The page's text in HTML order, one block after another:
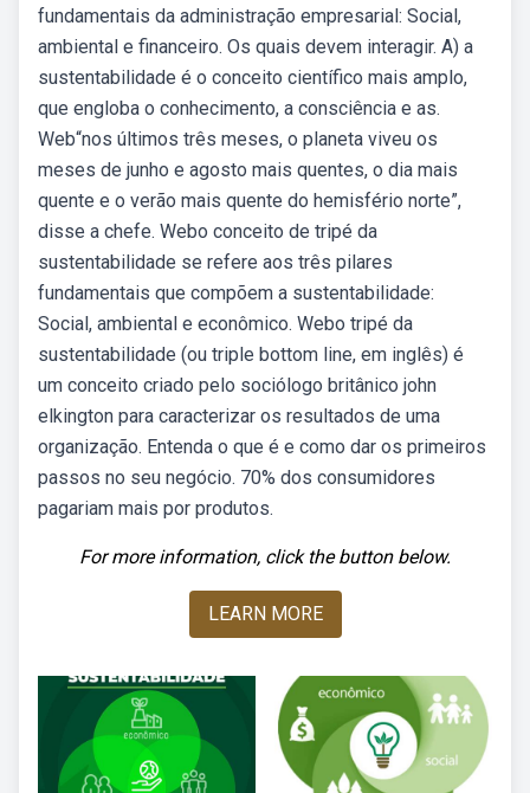
fundamentais da administração empresarial: Social,
ambiental e financeiro. Os quais devem interagir. A) a
sustentabilidade é o conceito científico mais amplo,
que engloba o conhecimento, a consciência e as.
Web“nos últimos três meses, o planeta viveu os
meses de junho e agosto mais quentes, o dia mais
quente e o verão mais quente do hemisfério norte”,
disse a chefe. Webo conceito de tripé da
sustentabilidade se refere aos três pilares
fundamentais que compõem a sustentabilidade:
Social, ambiental e econômico. Webo tripé da
sustentabilidade (ou triple bottom line, em inglês) é
um conceito criado pelo sociólogo britânico john
elkington para caracterizar os resultados de uma
organização. Entenda o que é e como dar os primeiros
passos no seu negócio. 70% dos consumidores
pagariam mais por produtos.
For more information, click the button below.
LEARN MORE